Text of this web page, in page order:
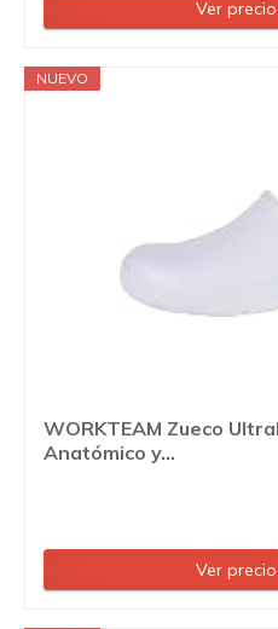
Ver precio
NUEVO
WORKTEAM Zueco
Anatómico y...
Ver precio